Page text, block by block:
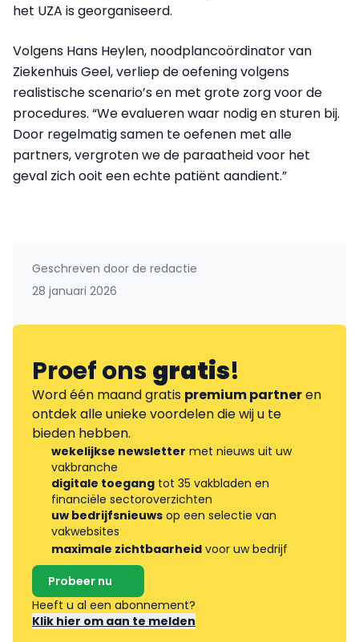
het UZA is georganiseerd.
Volgens Hans Heylen, noodplancoördinator van
Ziekenhuis Geel, verliep de oefening volgens
realistische scenario’s en met grote zorg voor de
procedures. “We evalueren waar nodig en sturen bij.
Door regelmatig samen te oefenen met alle
partners, vergroten we de paraatheid voor het
geval zich ooit een echte patiënt aandient.”
Geschreven door de redactie
28 januari 2026
Proef onsgratis!
Word één maand gratis premium partneren
ontdek alle unieke voordelen die wij u te
bieden hebben.
wekelijkse newsletter met nieuws uit uw
vakbranche
digitale toegang tot 35 vakbladen en
financiële sectoroverzichten
uw bedrijfsnieuws op een selectie van
vakwebsites
maximale zichtbaarheid voor uw bedrijf
Probeer nu
Heeft u al een abonnement?
Klik hier om aan te melden